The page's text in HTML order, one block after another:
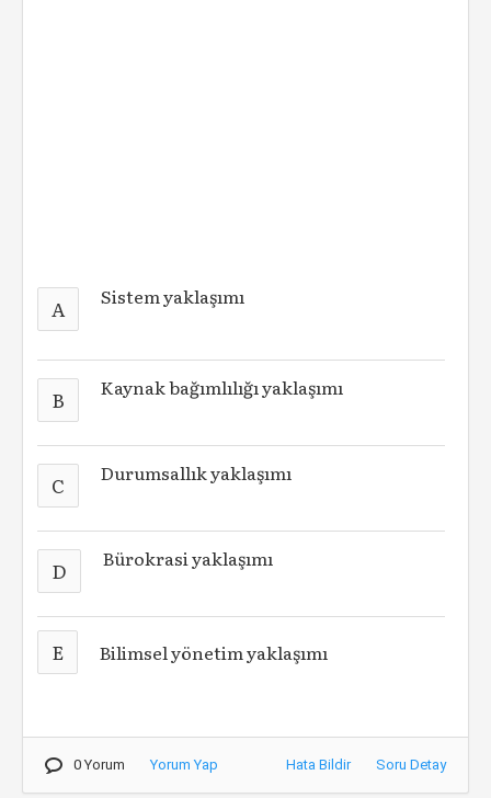
A Sistem yaklaşımı
B Kaynak bağımlılığı yaklaşımı
C Durumsallık yaklaşımı
D Bürokrasi yaklaşımı
E Bilimsel yönetim yaklaşımı
0 Yorum Yorum Yap Hata Bildir Soru Detay